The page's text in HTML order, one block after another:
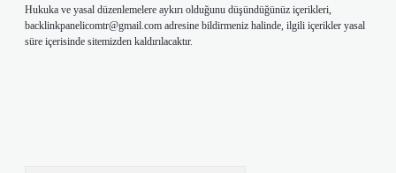
Hukuka ve yasal düzenlemelere aykırı olduğunu düşündüğünüz içerikleri,
backlinkpanelicomtr@gmail.com adresine bildirmeniz halinde, ilgili içerikler yasal
süre içerisinde sitemizden kaldırılacaktır.